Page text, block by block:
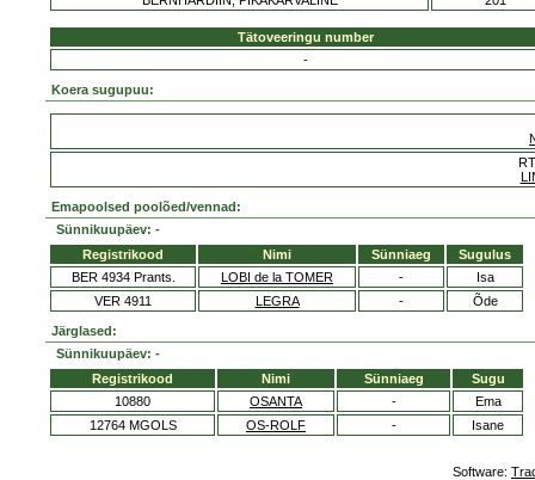
Tätoveeringu number
-
Koera sugupuu:
Emapoolsed poolõed/vennad:
Sünnikuupäev: -
Registrikood
Nimi Sünniaeg
Sugulus
BER 4934 Prants.
LOBI de la TOMER -
Isa
VER 4911
LEGRA - Õde
Järglased:
Sünnikuupäev: -
Registrikood
Nimi Sünniaeg
Sugu
10880
OSANTA -
Ema
12764 MGOLS
OS-ROLF - Isane
Software: